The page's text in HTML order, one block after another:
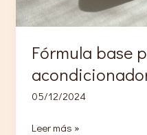
Fórmula base
05/12/2024
Fórmula
Leer más »